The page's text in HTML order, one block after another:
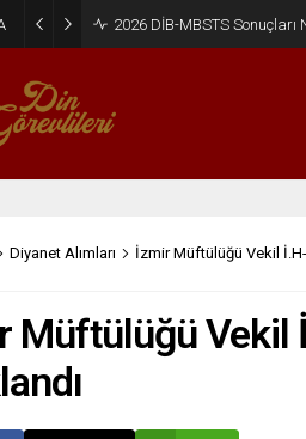
2026 DİB-MBSTS Ne
Diyanet Alımları İzmir Müftülüğü Vekil İ.H-
Müftülüğü Vekil